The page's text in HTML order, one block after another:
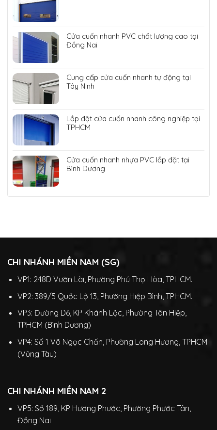
Cửa cuốn nhanh PVC chất lượng cao tại
Đồng Nai
Cung cấp cửa cuốn nhanh tự động tại
Tây Ninh
Lắp đặt cửa cuốn nhanh công nghiệp tại
TPHCM
Cửa cuốn nhanh nhựa PVC lắp đặt tại
Bình Dương
CHI NHÁNH MIỀN NAM (SG)
VP1: 248D Vườn Lài, Phường Phú Thọ Hòa, TPHCM.
VP2: 389/5 Quốc Lộ 13, Phường Hiệp Bình, TPHCM.
VP3: Đường D6, KP Khánh Lộc, Phường Tân Hiệp,
TPHCM (Bình Dương)
VP4: Số 1 Võ Ngọc Chấn, Phường Long Hương, TPHCM
(Vũng Tàu)
CHI NHÁNH MIỀN NAM 2
VP5: Số 189, KP Hương Phước, Phường Phước Tân,
Đồng Nai